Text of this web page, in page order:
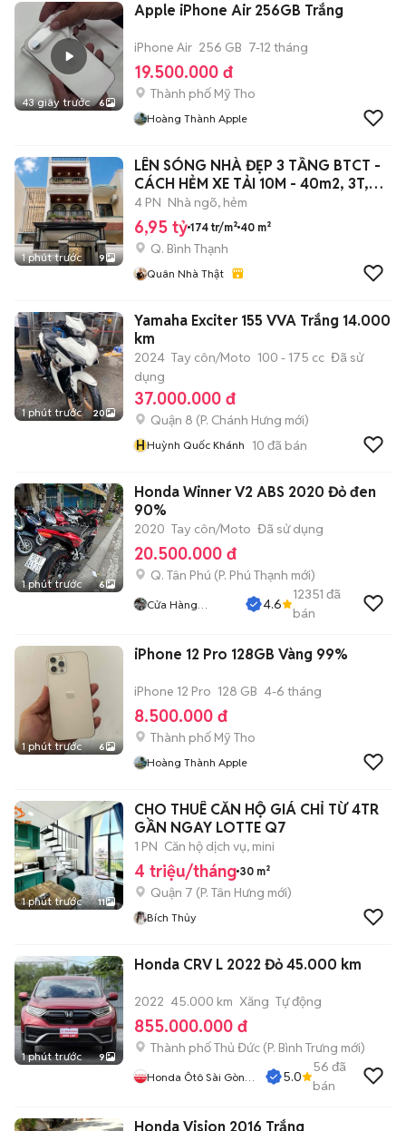
43 giây trước 6
Apple iPhone Air 256GB Trắng
iPhone Air 256 GB 7-12 tháng
19.500.000 đ
Thành phố Mỹ Tho
Hoàng Thành Apple
1 phút trước 9
LÊN SÓNG NHÀ ĐẸP 3 TẦNG BTCT -
CÁCH HẺM XE TẢI 10M - 40m2, 3T,
4PN
4 PN Nhà ngõ, hẻm
6,95 tỷ 174 tr/m² 40 m²
Q. Bình Thạnh
Quân Nhà Thật
1 phút trước 20
Yamaha Exciter 155 VVA Trắng 14.000
km
2024 Tay côn/Moto 100 - 175 cc Đã sử
dụng
37.000.000 đ
Quận 8 (P. Chánh Hưng mới)
HHuỳnh Quốc Khánh 10 đã bán
1 phút trước 6
Honda Winner V2 ABS 2020 Đỏ đen
90%
2020 Tay côn/Moto Đã sử dụng
20.500.000 đ
Q. Tân Phú (P. Phú Thạnh mới)
Cửa Hàng
4.6
12351 đã
bán
1 phút trước 6
iPhone 12 Pro 128GB Vàng 99%
iPhone 12 Pro 128 GB 4-6 tháng
8.500.000 đ
Thành phố Mỹ Tho
Hoàng Thành Apple
1 phút trước 11
CHO THUÊ CĂN HỘ GIÁ CHỈ TỪ 4TR
GẦN NGAY LOTTE Q7
1 PN Căn hộ dịch vụ, mini
4 triệu/tháng 30 m²
Quận 7 (P. Tân Hưng mới)
Bích Thủy
1 phút trước 9
Honda CRV L 2022 Đỏ 45.000 km
2022 45.000 km Xăng Tự động
855.000.000 đ
Thành phố Thủ Đức (P. Bình Trưng mới)
Honda Ôtô Sài Gòn
5.0
56 đã
bán
Honda Vision 2016 Trắng